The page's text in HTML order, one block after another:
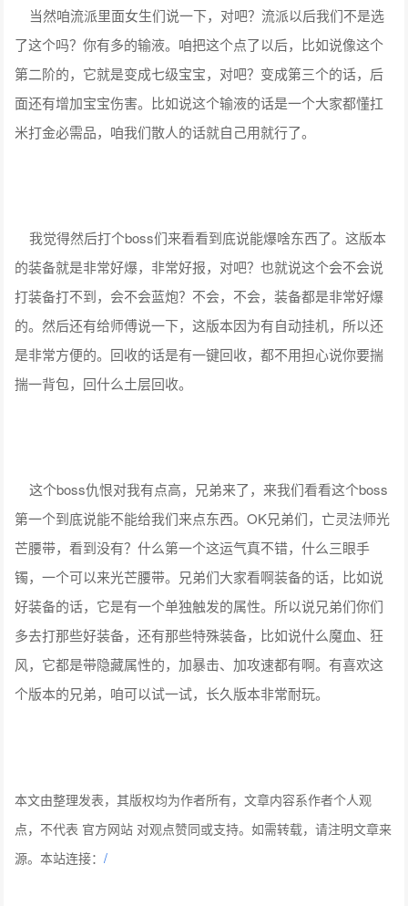
当然咱流派里面女生们说一下，对吧？流派以后我们不是选
了这个吗？你有多的输液。咱把这个点了以后，比如说像这个
第二阶的，它就是变成七级宝宝，对吧？变成第三个的话，后
面还有增加宝宝伤害。比如说这个输液的话是一个大家都懂扛
米打金必需品，咱我们散人的话就自己用就行了。
我觉得然后打个boss们来看看到底说能爆啥东西了。这版本
的装备就是非常好爆，非常好报，对吧？也就说这个会不会说
打装备打不到，会不会蓝炮？不会，不会，装备都是非常好爆
的。然后还有给师傅说一下，这版本因为有自动挂机，所以还
是非常方便的。回收的话是有一键回收，都不用担心说你要揣
揣一背包，回什么土层回收。
这个boss仇恨对我有点高，兄弟来了，来我们看看这个boss
第一个到底说能不能给我们来点东西。OK兄弟们，亡灵法师光
芒腰带，看到没有？什么第一个这运气真不错，什么三眼手
镯，一个可以来光芒腰带。兄弟们大家看啊装备的话，比如说
好装备的话，它是有一个单独触发的属性。所以说兄弟们你们
多去打那些好装备，还有那些特殊装备，比如说什么魔血、狂
风，它都是带隐藏属性的，加暴击、加攻速都有啊。有喜欢这
个版本的兄弟，咱可以试一试，长久版本非常耐玩。
本文由整理发表，其版权均为作者所有，文章内容系作者个人观
点，不代表 官方网站 对观点赞同或支持。如需转载，请注明文章来
源。本站连接：/